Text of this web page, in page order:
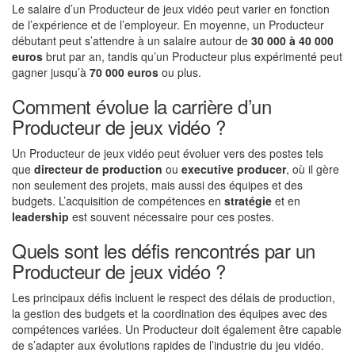
Le salaire d’un Producteur de jeux vidéo peut varier en fonction
de l’expérience et de l’employeur. En moyenne, un Producteur
débutant peut s’attendre à un salaire autour de 30 000 à 40 000
euros brut par an, tandis qu’un Producteur plus expérimenté peut
gagner jusqu’à 70 000 euros ou plus.
Comment évolue la carrière d’un
Producteur de jeux vidéo ?
Un Producteur de jeux vidéo peut évoluer vers des postes tels
que directeur de production ou executive producer, où il gère
non seulement des projets, mais aussi des équipes et des
budgets. L’acquisition de compétences en stratégie et en
leadership est souvent nécessaire pour ces postes.
Quels sont les défis rencontrés par un
Producteur de jeux vidéo ?
Les principaux défis incluent le respect des délais de production,
la gestion des budgets et la coordination des équipes avec des
compétences variées. Un Producteur doit également être capable
de s’adapter aux évolutions rapides de l’industrie du jeu vidéo.